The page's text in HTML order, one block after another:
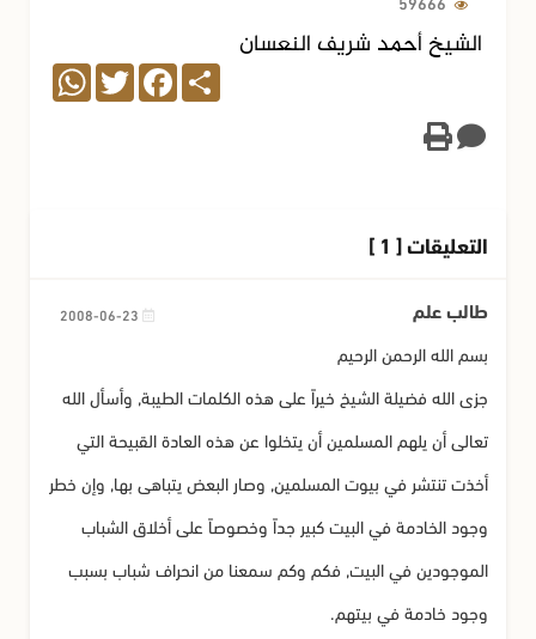
الشيخ أحمد شريف النعسان
Share
Facebook
Twitter
WhatsApp
التعليقات [ 1 ]
طالب علم
بسم الله الرحمن الرحيم
جزى الله فضيلة الشيخ خيراً على هذه الكلمات الطيبة, وأسأل الله
تعالى أن يلهم المسلمين أن يتخلوا عن هذه العادة القبيحة التي
أخذت تنتشر في بيوت المسلمين, وصار البعض يتباهى بها, وإن خطر
وجود الخادمة في البيت كبير جداً وخصوصاً على أخلاق الشباب
الموجودين في البيت, فكم وكم سمعنا من انحراف شباب بسبب
وجود خادمة في بيتهم.